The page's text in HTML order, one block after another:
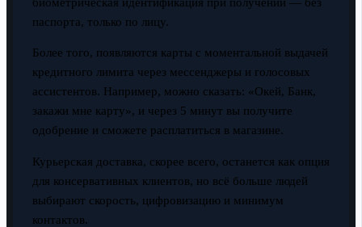
паспорта, только по лицу.
Более того, появляются карты с моментальной выдачей
кредитного лимита через мессенджеры и голосовых
ассистентов. Например, можно сказать: «Окей, Банк,
закажи мне карту», и через 5 минут вы получите
одобрение и сможете расплатиться в магазине.
Курьерская доставка, скорее всего, останется как опция
для консервативных клиентов, но всё больше людей
выбирают скорость, цифровизацию и минимум
контактов.